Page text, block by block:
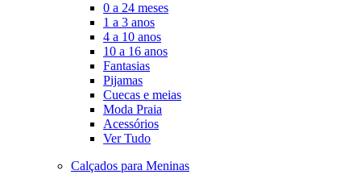
0 a 24 meses
1 a 3 anos
4 a 10 anos
10 a 16 anos
Fantasias
Pijamas
Cuecas e meias
Moda Praia
Acessórios
Ver Tudo
Calçados para Meninas